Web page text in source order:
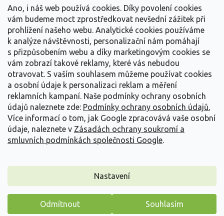
Ano, i náš web používá cookies. Díky povolení cookies
vám budeme moct zprostředkovat nevšední zážitek při
prohlížení našeho webu. Analytické cookies používáme
k analýze návštěvnosti, personalizační nám pomáhají
s přizpůsobením webu a díky marketingovým cookies se
vám zobrazí takové reklamy, které vás nebudou
otravovat. S vaším souhlasem můžeme používat cookies
a osobní údaje k personalizaci reklam a měření
reklamních kampaní. Naše podmínky ochrany osobních
údajů naleznete zde: Podmínky ochrany osobních údajů.
Více informací o tom, jak Google zpracovává vaše osobní
údaje, naleznete v Zásadách ochrany soukromí a
smluvních podmínkách společnosti Google.
Nastavení
Odmítnout Souhlasím
Vše o nákupu
Informace pro Vás
Kontakujte nás
Vytvořil Shoptet
Copyright 2026Zahradnictví Spomyšl. Všechna práva
vyhrazena.